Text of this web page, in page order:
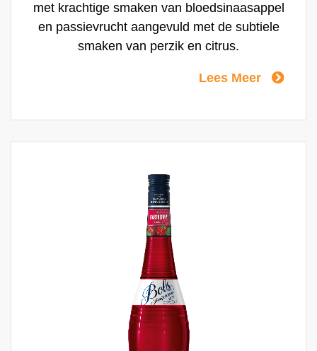
met krachtige smaken van bloedsinaasappel
en passievrucht aangevuld met de subtiele
smaken van perzik en citrus.
Lees Meer